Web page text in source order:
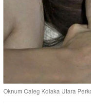
Oknum Caleg Kolaka Utara